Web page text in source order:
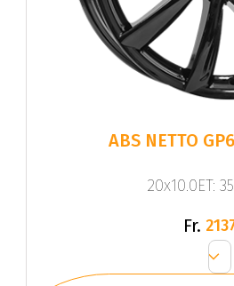
ABS NETTO
20x10.0ET:
Fr.